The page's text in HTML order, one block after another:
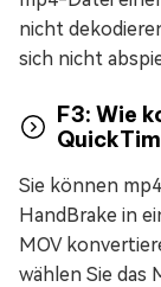
nicht
sich nicht
F3: Wie
Sie können
HandBrake in
MOV
wählen Sie das